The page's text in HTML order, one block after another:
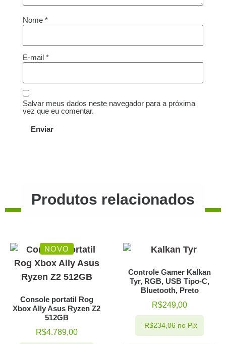
Nome *
E-mail *
Salvar meus dados neste navegador para a próxima
vez que eu comentar.
Produtos relacionados
NOVO
Console portatil Rog
Xbox Ally Asus Ryzen Z2
512GB
R$4.789,00
Controle Gamer Kalkan
Tyr, RGB, USB Tipo-C,
Bluetooth, Preto
R$249,00
R$234,06 no Pix